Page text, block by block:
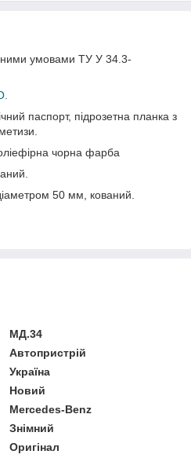
умовами ТУ У 34.3-
паспорт, підрозетна планка з
чорна фарба
50 мм, кований.
МД.34
Автопристрій
Україна
Новий
Mercedes-Benz
Знімний
Оригінал